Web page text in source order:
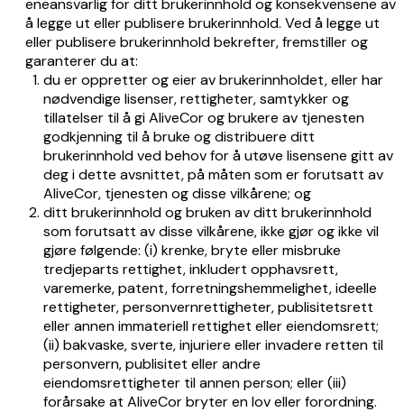
eneansvarlig for ditt brukerinnhold og konsekvensene av
å legge ut eller publisere brukerinnhold. Ved å legge ut
eller publisere brukerinnhold bekrefter, fremstiller og
garanterer du at:
du er oppretter og eier av brukerinnholdet, eller har
nødvendige lisenser, rettigheter, samtykker og
tillatelser til å gi AliveCor og brukere av tjenesten
godkjenning til å bruke og distribuere ditt
brukerinnhold ved behov for å utøve lisensene gitt av
deg i dette avsnittet, på måten som er forutsatt av
AliveCor, tjenesten og disse vilkårene; og
ditt brukerinnhold og bruken av ditt brukerinnhold
som forutsatt av disse vilkårene, ikke gjør og ikke vil
gjøre følgende: (i) krenke, bryte eller misbruke
tredjeparts rettighet, inkludert opphavsrett,
varemerke, patent, forretningshemmelighet, ideelle
rettigheter, personvernrettigheter, publisitetsrett
eller annen immateriell rettighet eller eiendomsrett;
(ii) bakvaske, sverte, injuriere eller invadere retten til
personvern, publisitet eller andre
eiendomsrettigheter til annen person; eller (iii)
forårsake at AliveCor bryter en lov eller forordning.